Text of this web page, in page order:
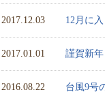
2017.12.03 12月に
2017.01.01 謹賀新年
2016.08.22 台風9号